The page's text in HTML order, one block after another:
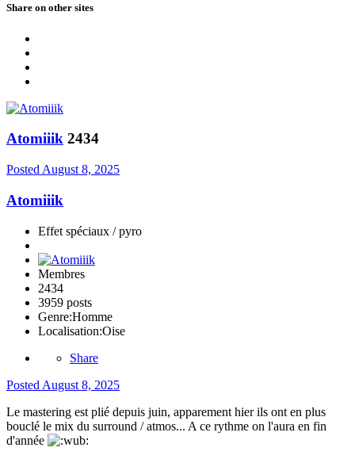
Share on other sites
Atomiiik 2434
Posted August 8, 2025
Atomiiik
Effet spéciaux / pyro
Membres
2434
3959 posts
Genre:Homme
Localisation:Oise
Share
Posted August 8, 2025
Le mastering est plié depuis juin, apparement hier ils ont en plus
bouclé le mix du surround / atmos... A ce rythme on l'aura en fin
d'année